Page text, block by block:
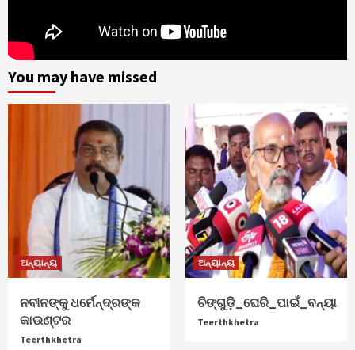
You may have missed
ଅନ୍ୟାନ୍ୟ
ନବୀନଙ୍କୁ ଧର୍ମେନ୍ଦ୍ରଙ୍କ
କାଉଣ୍ଟର
Teerthkhetra
ଅନ୍ୟାନ୍ୟ
ଚିଙ୍ଗୁଡ଼ି_ଘେରି_ପାଇଁ_ବନ୍ୟା
Teerthkhetra